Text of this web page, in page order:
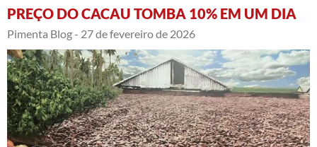
PREÇO DO CACAU TOMBA 10% EM UM DIA
Pimenta Blog - 27 de fevereiro de 2026